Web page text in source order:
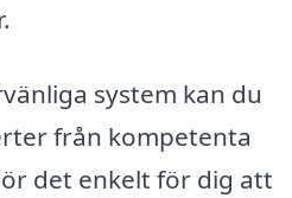
system kan du
från kompetenta
det enkelt för dig att